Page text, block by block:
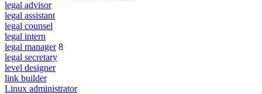
legal advisor
legal assistant
legal counsel
legal intern
legal manager 8
legal secretary
level designer
link builder
Linux administrator